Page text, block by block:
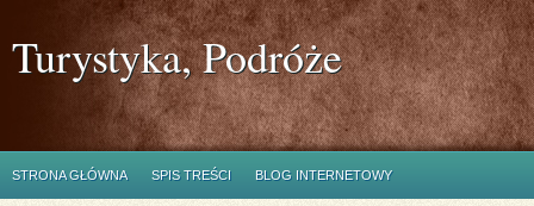
Turystyka, Podróże
STRONA GŁÓWNA SPIS TREŚCI BLOG INTERNETOWY